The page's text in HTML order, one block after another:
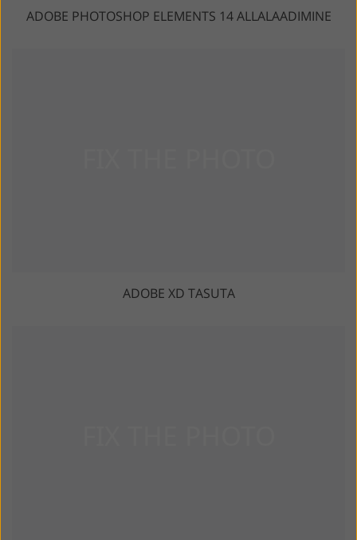
ADOBE PHOTOSHOP ELEMENTS 14 ALLALAADIMINE
ADOBE XD TASUTA